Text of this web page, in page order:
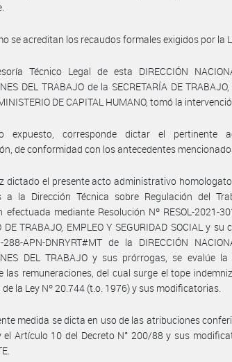
se acreditan los recaudos formales exigidos por la
Técnico Legal de esta DIRECCIÓN
DEL TRABAJO de la SECRETARÍA DE
DE CAPITAL HUMANO, tomó la
expuesto, corresponde dictar el pertinente
de conformidad con los antecedentes
dictado el presente acto administrativo
a la Dirección Técnica sobre Regulación del
efectuada mediante Resolución Nº RESOL-2021-
DE TRABAJO, EMPLEO Y SEGURIDAD SOCIAL y
APN-DNRYRT#MT de la DIRECCIÓN
DEL TRABAJO y sus prórrogas, se evalúe
las remuneraciones, del cual surge el tope
la Ley Nº 20.744 (t.o. 1976) y sus modificatorias.
medida se dicta en uso de las atribuciones
el Artículo 10 del Decreto N° 200/88 y sus